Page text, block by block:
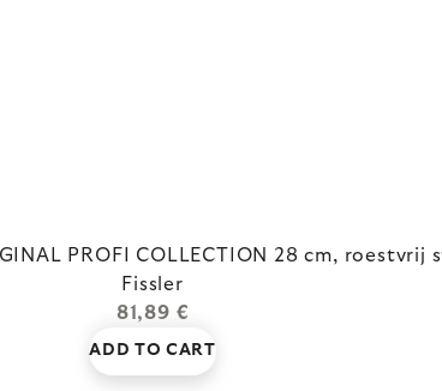
PROFI COLLECTION 28 cm, roestvrij
Fissler
81,89 €
ADD TO CART